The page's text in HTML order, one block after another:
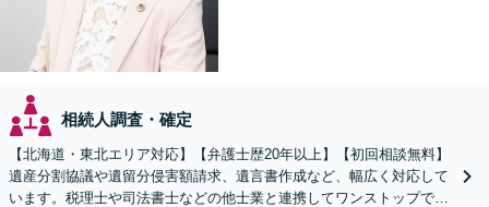
相続人調査・確定
【北海道・東北エリア対応】【弁護士歴20年以上】【初回相談無料】
遺産分割協議や遺留分侵害額請求、遺言書作成など、幅広く対応して
います。税理士や司法書士などの他士業と連携してワンストップでの